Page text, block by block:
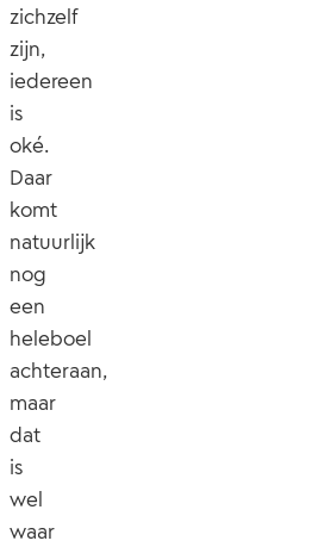
zichzelf
zijn,
iedereen
is
oké.
Daar
komt
natuurlijk
nog
een
heleboel
achteraan,
maar
dat
is
wel
waar